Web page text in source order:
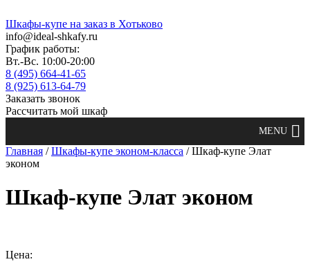
Шкафы-купе на заказ в Хотьково
info@ideal-shkafy.ru
График работы:
Вт.-Вс. 10:00-20:00
8 (495) 664-41-65
8 (925) 613-64-79
Заказать звонок
Рассчитать мой шкаф
Главная /Шкафы-купе эконом-класса / Шкаф-купе Элат
эконом
Шкаф-купе Элат эконом
Цена: